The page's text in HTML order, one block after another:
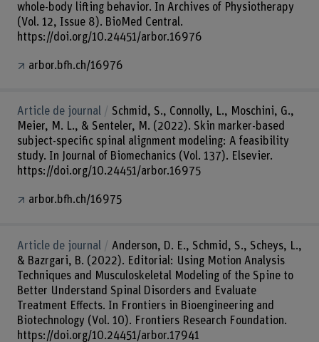
whole-body lifting behavior. In Archives of Physiotherapy
(Vol. 12, Issue 8). BioMed Central.
https://doi.org/10.24451/arbor.16976
arbor.bfh.ch/16976
Article de journal
Schmid, S., Connolly, L., Moschini, G.,
Meier, M. L., & Senteler, M. (2022). Skin marker-based
subject-specific spinal alignment modeling: A feasibility
study. In Journal of Biomechanics (Vol. 137). Elsevier.
https://doi.org/10.24451/arbor.16975
arbor.bfh.ch/16975
Article de journal
Anderson, D. E., Schmid, S., Scheys, L.,
& Bazrgari, B. (2022). Editorial: Using Motion Analysis
Techniques and Musculoskeletal Modeling of the Spine to
Better Understand Spinal Disorders and Evaluate
Treatment Effects. In Frontiers in Bioengineering and
Biotechnology (Vol. 10). Frontiers Research Foundation.
https://doi.org/10.24451/arbor.17941